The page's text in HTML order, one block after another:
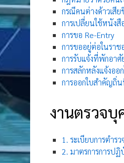
กรณีคนต่างด้าวเสีย
การเปลี่ยนใช้หนังสื
การขอ Re-Entry
การขออยู่ต่อในราช
การรับแจ้งที่พักอา
การสลักหลังแจ้งอ
การออกใบสำคัญถิ่
งานตรวจ
1. ระเบียบการตำร
2. มาตรการการป